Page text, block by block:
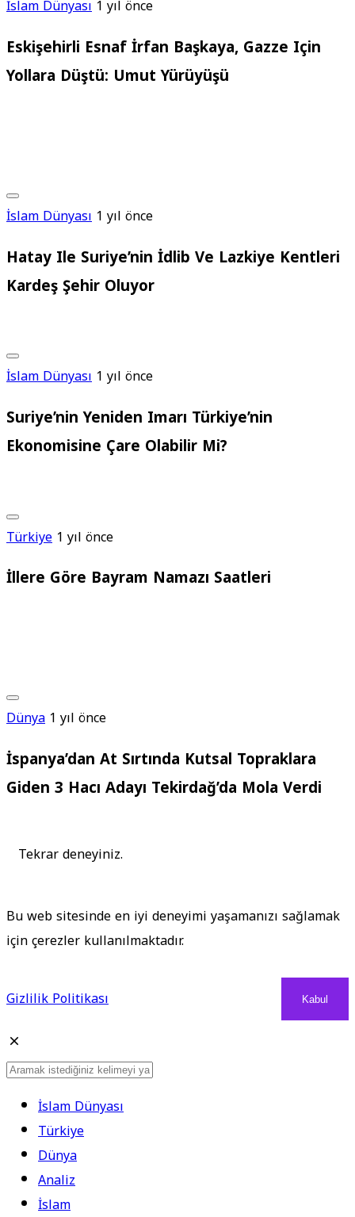
İslam Dünyası 1 yıl önce
Eskişehirli Esnaf İrfan Başkaya, Gazze Için
Yollara Düştü: Umut Yürüyüşü
İslam Dünyası 1 yıl önce
Hatay Ile Suriye’nin İdlib Ve Lazkiye Kentleri
Kardeş Şehir Oluyor
İslam Dünyası 1 yıl önce
Suriye’nin Yeniden Imarı Türkiye’nin
Ekonomisine Çare Olabilir Mi?
Türkiye 1 yıl önce
İllere Göre Bayram Namazı Saatleri
Dünya 1 yıl önce
İspanya’dan At Sırtında Kutsal Topraklara
Giden 3 Hacı Adayı Tekirdağ’da Mola Verdi
Tekrar deneyiniz.
Bu web sitesinde en iyi deneyimi yaşamanızı sağlamak
için çerezler kullanılmaktadır.
Gizlilik Politikası Kabul
İslam Dünyası
Türkiye
Dünya
Analiz
İslam